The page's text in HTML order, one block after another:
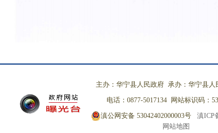
主办：华宁县人民政府 承办：华宁县人
电话：0877-5017134 网站标识码：
滇公网安备 53042402000003号
滇ICP
网站地图